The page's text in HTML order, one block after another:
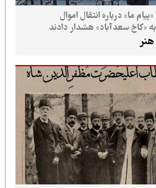
درباره انتقال اموال
سعدآباد» هشدار دادند